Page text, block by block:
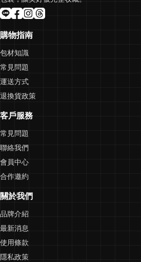
購物指南
包材知識
常見問題
運送方式
退換貨政策
客戶服務
常見問題
聯絡我們
會員中心
合作邀約
關於我們
品牌介紹
最新消息
使用條款
隱私政策